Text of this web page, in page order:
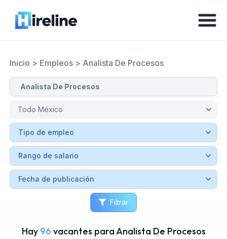
Inicio > Empleos> Analista De Procesos
Filtrar
Hay 96 vacantes para Analista De Procesos